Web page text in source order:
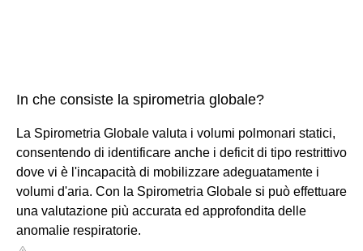
In che consiste la spirometria globale?
La Spirometria Globale valuta i volumi polmonari statici,
consentendo di identificare anche i deficit di tipo restrittivo
dove vi è l'incapacità di mobilizzare adeguatamente i
volumi d'aria. Con la Spirometria Globale si può effettuare
una valutazione più accurata ed approfondita delle
anomalie respiratorie.